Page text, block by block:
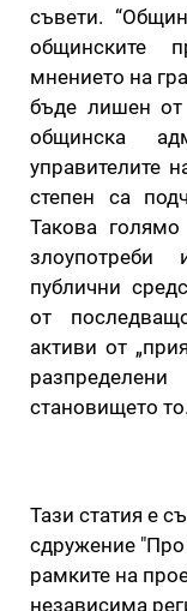
съвети.
общинските
мнението на
бъде лишен от
общинска
управителите
степен са
Такова
злоупотреби
публични
от
активи от
становището то.
Тази статия е
сдружение "Про
рамките на
независима